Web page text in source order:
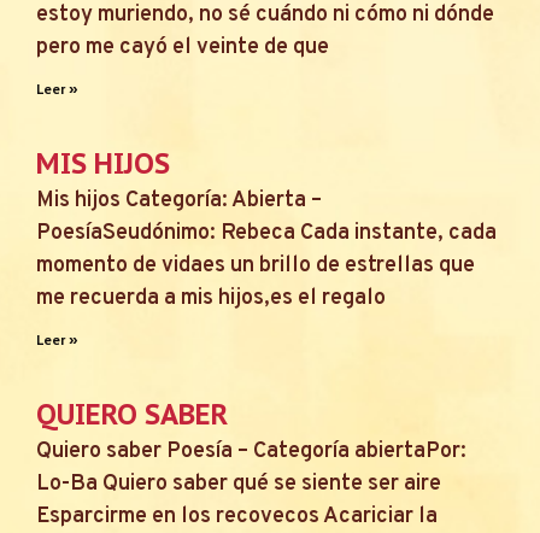
estoy muriendo, no sé cuándo ni cómo ni dónde
pero me cayó el veinte de que
Leer »
MIS HIJOS
Mis hijos Categoría: Abierta –
PoesíaSeudónimo: Rebeca Cada instante, cada
momento de vidaes un brillo de estrellas que
me recuerda a mis hijos,es el regalo
Leer »
QUIERO SABER
Quiero saber Poesía – Categoría abiertaPor:
Lo-Ba Quiero saber qué se siente ser aire
Esparcirme en los recovecos Acariciar la